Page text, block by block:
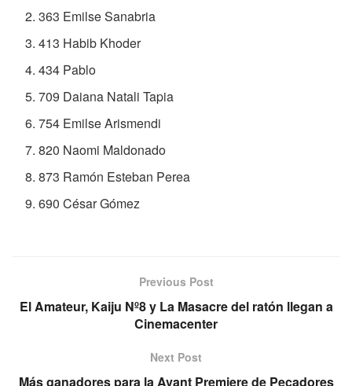
363 Emilse Sanabria
413 Habib Khoder
434 Pablo
709 Daiana Natali Tapia
754 Emilse Arismendi
820 Naomi Maldonado
873 Ramón Esteban Perea
690 César Gómez
Previous Post
El Amateur, Kaiju Nº8 y La Masacre del ratón llegan a
Cinemacenter
Next Post
Más ganadores para la Avant Premiere de Pecadores